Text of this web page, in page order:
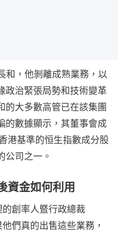
和，他剝離成熟業務，以
政治緊張局勢和技術變革
的大多數高管已在該集團
的數據顯示，其董事會成
港基準的恒生指數成分股
公司之一。
資金如何利用
創率人暨行政總裁
們真的出售這些業務，